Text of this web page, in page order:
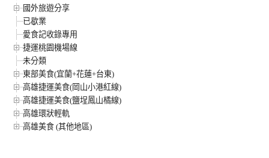
國外旅遊分享
已歇業
愛食記收錄專用
捷運桃園機場線
未分類
東部美食(宜蘭+花蓮+台東)
高雄捷運美食(岡山小港紅線)
高雄捷運美食(鹽埕鳳山橘線)
高雄環狀輕軌
高雄美食 (其他地區)